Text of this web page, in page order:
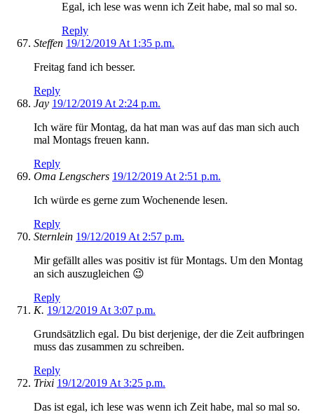
Egal, ich lese was wenn ich Zeit habe, mal so mal so.
Reply
Steffen 19/12/2019 At 1:35 p.m.
Freitag fand ich besser.
Reply
Jay 19/12/2019 At 2:24 p.m.
Ich wäre für Montag, da hat man was auf das man sich auch
mal Montags freuen kann.
Reply
Oma Lengschers 19/12/2019 At 2:51 p.m.
Ich würde es gerne zum Wochenende lesen.
Reply
Sternlein 19/12/2019 At 2:57 p.m.
Mir gefällt alles was positiv ist für Montags. Um den Montag
an sich auszugleichen 😉
Reply
K. 19/12/2019 At 3:07 p.m.
Grundsätzlich egal. Du bist derjenige, der die Zeit aufbringen
muss das zusammen zu schreiben.
Reply
Trixi 19/12/2019 At 3:25 p.m.
Das ist egal, ich lese was wenn ich Zeit habe, mal so mal so.